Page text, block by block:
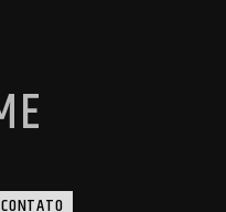
CONTATO